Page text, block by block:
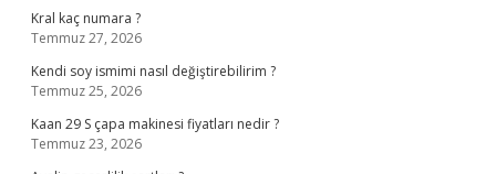
Kral kaç numara ?
Temmuz 27, 2026
Kendi soy ismimi nasıl değiştirebilirim ?
Temmuz 25, 2026
Kaan 29 S çapa makinesi fiyatları nedir ?
Temmuz 23, 2026